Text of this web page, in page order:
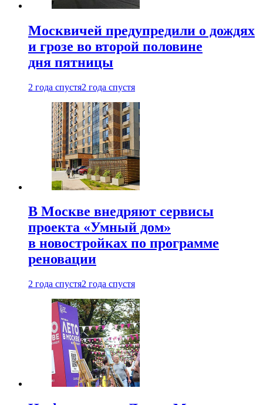
Москвичей предупредили о дождях
и грозе во второй половине
дня пятницы
2 года спустя2 года спустя
В Москве внедряют сервисы
проекта «Умный дом»
в новостройках по программе
реновации
2 года спустя2 года спустя